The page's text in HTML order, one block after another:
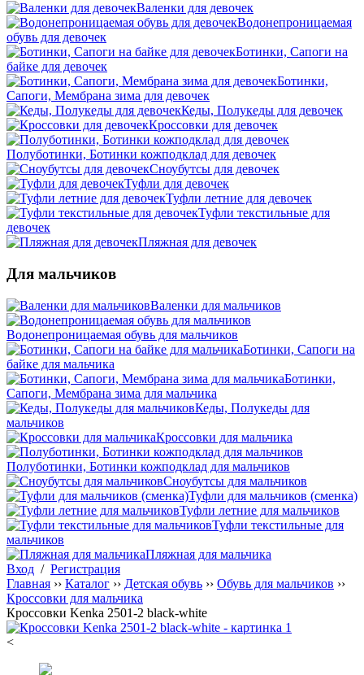
Валенки для девочек
Водонепроницаемая
обувь для девочек
Ботинки, Сапоги на
байке для девочек
Ботинки,
Сапоги, Мембрана зима для девочек
Кеды, Полукеды для девочек
Кроссовки для девочек
Полуботинки, Ботинки кожподклад для девочек
Сноубутсы для девочек
Туфли для девочек
Туфли летние для девочек
Туфли текстильные для
девочек
Пляжная для девочек
Для мальчиков
Валенки для мальчиков
Водонепроницаемая обувь для мальчиков
Ботинки, Сапоги на
байке для мальчика
Ботинки,
Сапоги, Мембрана зима для мальчика
Кеды, Полукеды для
мальчиков
Кроссовки для мальчика
Полуботинки, Ботинки кожподклад для мальчиков
Сноубутсы для мальчиков
Туфли для мальчиков (сменка)
Туфли летние для мальчиков
Туфли текстильные для
мальчиков
Пляжная для мальчика
Вход / Регистрация
Главная ›› Каталог ›› Детская обувь ›› Обувь для мальчиков ››
Кроссовки для мальчика
Кроссовки Kenka 2501-2 black-white
<